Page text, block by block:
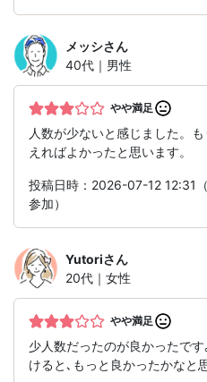
メッシさん
40代｜男性
やや満足
人数が少ないと感じました。
えればよかったと思います。
投稿日時：2026-07-12 12:31
参加）
Yutoriさん
20代｜女性
やや満足
少人数だったのが良かったで
けると､もっと良かったかなと